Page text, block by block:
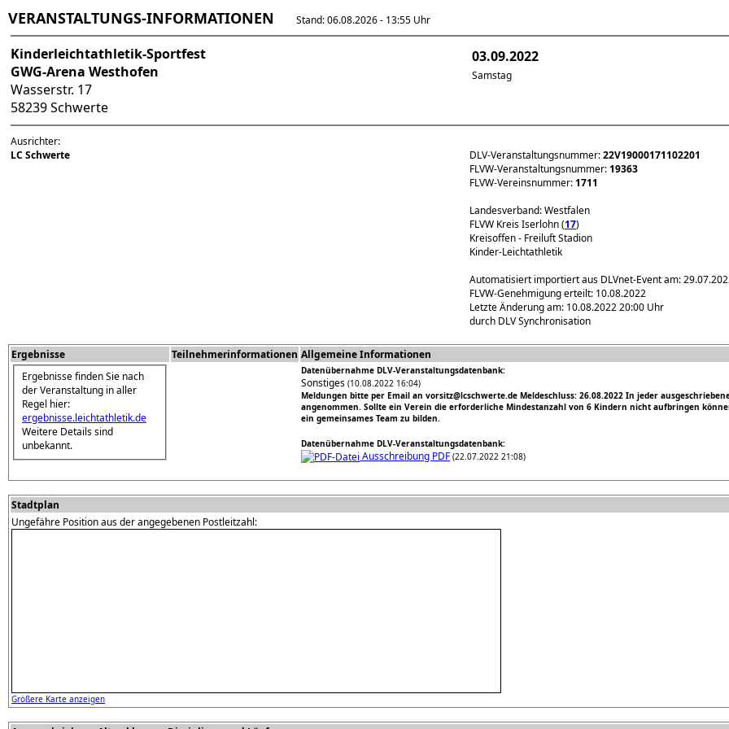
VERANSTALTUNGS-INFORMATIONEN Stand: 06.08.2026 - 13:55 Uhr
Kinderleichtathletik-Sportfest
GWG-Arena Westhofen
Wasserstr. 17
58239 Schwerte
03.09.2022
Samstag
Ausrichter:
LC Schwerte
DLV-Veranstaltungsnummer:22V19000171102201
FLVW-Veranstaltungsnummer:19363
FLVW-Vereinsnummer:1711
Landesverband: Westfalen
FLVW Kreis Iserlohn (17)
Kreisoffen - Freiluft Stadion
Kinder-Leichtathletik
Automatisiert importiert aus DLVnet-Event am:
FLVW-Genehmigung erteilt: 10.08.2022
Letzte Änderung am: 10.08.2022 20:00 Uhr
durch DLV Synchronisation
Ergebnisse Teilnehmerinformationen Allgemeine Informationen
Ergebnisse finden Sie nach
der Veranstaltung in aller
Regel hier:
ergebnisse.leichtathletik.de
Weitere Details sind
unbekannt.
Datenübernahme DLV-Veranstaltungsdatenbank:
Sonstiges (10.08.2022 16:04)
Meldungen bitte per Email an vorsitz@lcschwerte.de Meldeschluss: 26.08.2022 In jeder
angenommen. Sollte ein Verein die erforderliche Mindestanzahl von 6 Kindern nicht aufbringen
ein gemeinsames Team zu bilden.
Datenübernahme DLV-Veranstaltungsdatenbank:
Ausschreibung PDF (22.07.2022 21:08)
Stadtplan
Ungefähre Position aus der angegebenen Postleitzahl:
Größere Karte anzeigen